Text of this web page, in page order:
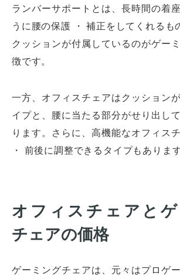
ランバーサポートとは、長時間の着
うに腰の保護 ・ 補正をしてくれるも
クッションが付属しているのがゲー
徴です。
一方、オフィスチェアはクッション
イプと、腰に当たる部分がせり出し
ります。さらに、高機能なオフィス
・ 前後に調整できるタイプもあります
オフィスチェアと
チェアの価格
ゲーミングチェアは、元々はプロゲ